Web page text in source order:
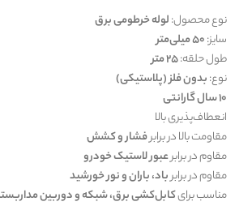
نوع محصول:لوله خرطومی برق
سایز:50 میلی‌متر
طول حلقه:25 متر
نوع:بدون فلز (پلاستیکی)
10 سال گارانتی
انعطاف‌پذیری بالا
مقاومت بالا در برابرفشار و کشش
مقاوم در برابرعبور لاستیک خودرو
مقاوم در برابرباد، باران و نور خورشید
مناسب برایکابل‌کشی برق، شبکه و دوربین